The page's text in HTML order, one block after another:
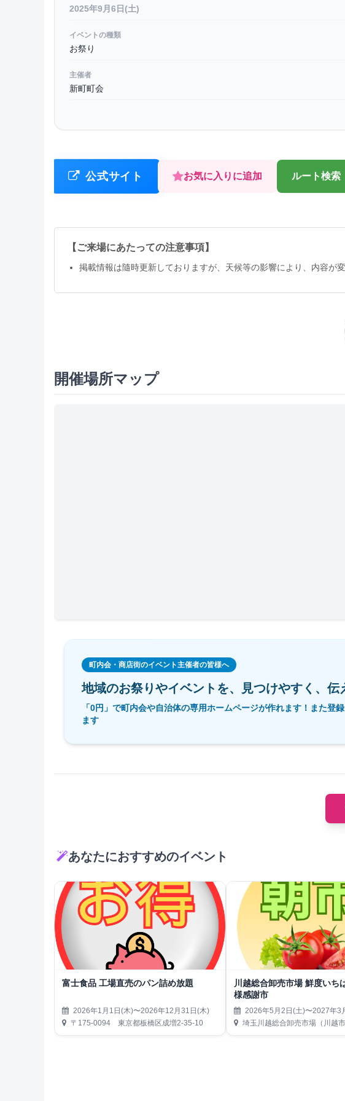
2025年9月6日(土)
イベントの種類
お祭り
主催者
新町町会
公式サイト お気に入りに追加 ルート検索
【ご来場にあたっての注意事項】
掲載情報は隨時更新しておりますが、天候等の影響により、内容が
開催場所マップ
町内会・商店街のイベント主催者の皆様へ
地域のお祭りやイベントを、 見つけやすく、伝
「0円」で町内会や自治体の専用ホームページが作れます！また
ます
あなたにおすすめのイベント
富士食品 工場直売のパン詰め放題
2026年1月1日(木)〜2026年12月31日(木)
〒175-0094 東京都板橋区成増2-35-10
川越総合卸売市場 鮮度いち
様感謝市
2026年5月2日(土)〜2027年3
埼玉川越総合卸売市場（川越市大